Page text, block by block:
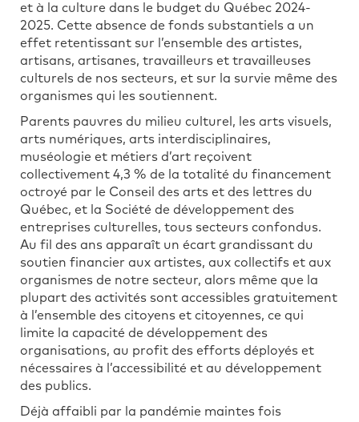
et à la culture dans le budget du Québec 2024-
2025. Cette absence de fonds substantiels a un
effet retentissant sur l’ensemble des artistes,
artisans, artisanes, travailleurs et travailleuses
culturels de nos secteurs, et sur la survie même des
organismes qui les soutiennent.
Parents pauvres du milieu culturel, les arts visuels,
arts numériques, arts interdisciplinaires,
muséologie et métiers d’art reçoivent
collectivement 4,3 % de la totalité du financement
octroyé par le Conseil des arts et des lettres du
Québec, et la Société de développement des
entreprises culturelles, tous secteurs confondus.
Au fil des ans apparaît un écart grandissant du
soutien financier aux artistes, aux collectifs et aux
organismes de notre secteur, alors même que la
plupart des activités sont accessibles gratuitement
à l’ensemble des citoyens et citoyennes, ce qui
limite la capacité de développement des
organisations, au profit des efforts déployés et
nécessaires à l’accessibilité et au développement
des publics.
Déjà affaibli par la pandémie maintes fois